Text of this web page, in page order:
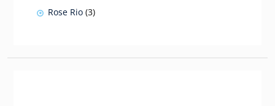
Rose Rio 33